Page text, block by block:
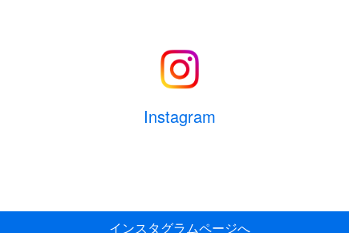
Instagram
インスタグラムページへ